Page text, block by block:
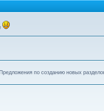
по созданию новых